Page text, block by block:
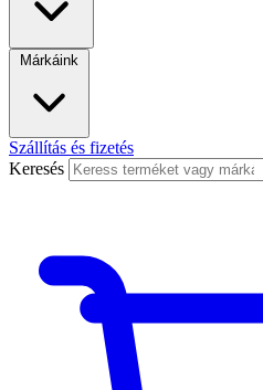
Márkáink
Szállítás és fizetés
Keresés